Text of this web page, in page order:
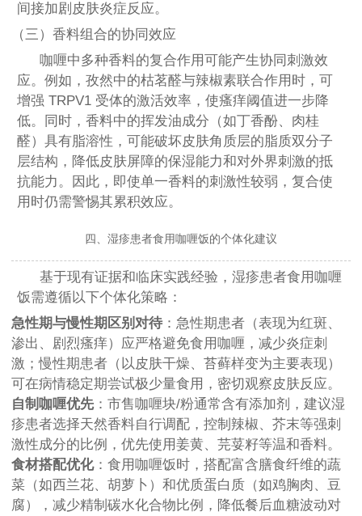
间接加剧皮肤炎症反应。
（三）香料组合的协同效应
咖喱中多种香料的复合作用可能产生协同刺激效
应。例如，孜然中的枯茗醛与辣椒素联合作用时，可
增强 TRPV1 受体的激活效率，使瘙痒阈值进一步降
低。同时，香料中的挥发油成分（如丁香酚、肉桂
醛）具有脂溶性，可能破坏皮肤角质层的脂质双分子
层结构，降低皮肤屏障的保湿能力和对外界刺激的抵
抗能力。因此，即使单一香料的刺激性较弱，复合使
用时仍需警惕其累积效应。
四、湿疹患者食用咖喱饭的个体化建议
基于现有证据和临床实践经验，湿疹患者食用咖喱
饭需遵循以下个体化策略：
急性期与慢性期区别对待 ：急性期患者（表现为红斑、
渗出、剧烈瘙痒）应严格避免食用咖喱，减少炎症刺
激；慢性期患者（以皮肤干燥、苔藓样变为主要表现）
可在病情稳定期尝试极少量食用，密切观察皮肤反应。
自制咖喱优先：市售咖喱块/粉通常含有添加剂，建议湿
疹患者选择天然香料自行调配，控制辣椒、芥末等强刺
激性成分的比例，优先使用姜黄、芫荽籽等温和香料。
食材搭配优化：食用咖喱饭时，搭配富含膳食纤维的蔬
菜（如西兰花、胡萝卜）和优质蛋白质（如鸡胸肉、豆
腐），减少精制碳水化合物比例，降低餐后血糖波动对